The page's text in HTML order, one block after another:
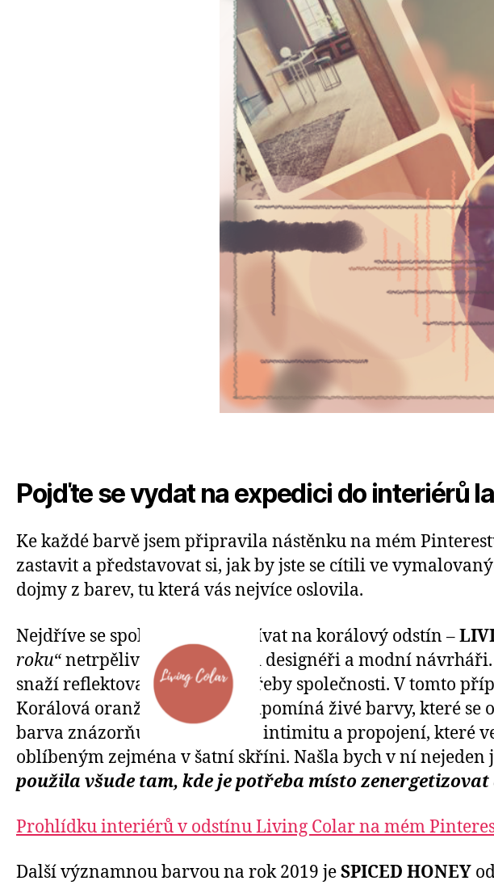
Pojďte se vydat na expedici do interiérů
Ke každé barvě jsem připravila nástěnku na mém
zastavit a představovat si, jak by jste se cítili ve
dojmy z barev, tu která vás nejvíce oslovila.
Nejdříve se spolu vydáme podívat na korálový odstín –
roku“ netrpělivě čekají všichni designéři a modní
snaží reflektovat náladu a potřeby společnosti. V tomto
Korálová oranžovo-růžová připomíná živé barvy, které se
barva znázorňuje autentickou intimitu a propojení, které
oblíbeným zejména v šatní skříni. Našla bych v ní
použila všude tam, kde je potřeba místo
Prohlídku interiérů v odstínu Living Colar na mém
Další významnou barvou na rok 2019 jeSPICED HONEY